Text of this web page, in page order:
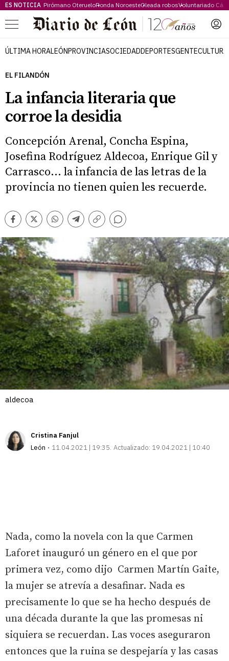
ES NOTICIA Pirómano OterueloRonda NoroesteOleada robosVoluntariado
Menú
ÚLTIMA HORALEÓNPROVINCIASOCIEDADDEPORTESGENTECULTURA
EL FILANDÓN
La infancia literaria que
corroe la desidia
Concepción Arenal, Concha Espina,
Josefina Rodríguez Aldecoa, Enrique Gil y
Carrasco... la infancia de las letras de la
provincia no tienen quien les recuerde.
Facebook
TwitterWhatsappTelegram
Copiar
Comentarios
aldecoa
Cristina Fanjul
León
11.04.2021 | 19:35 Actualizado: 19.04.2021 | 10:40
Nada, como la novela con la que Carmen
Laforet inauguró un género en el que por
primera vez, como dijo Carmen Martín Gaite,
la mujer se atrevía a desafinar. Nada es
precisamente lo que se ha hecho después de
una década durante la que las promesas ni
siquiera se recuerdan. Las voces aseguraron
entonces que la ruina se despejaría y las casas